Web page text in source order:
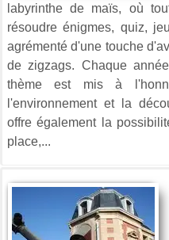
labyrinthe de maïs, où
résoudre énigmes, quiz,
agrémenté d'une touche
de zigzags. Chaque
thème est mis à
l'environnement et la
offre également la
place,...